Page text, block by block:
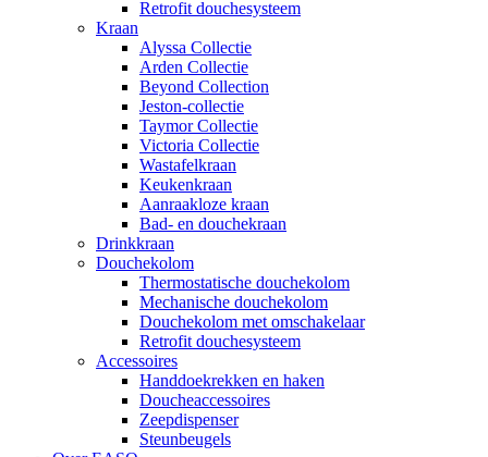
Retrofit douchesysteem
Kraan
Alyssa Collectie
Arden Collectie
Beyond Collection
Jeston-collectie
Taymor Collectie
Victoria Collectie
Wastafelkraan
Keukenkraan
Aanraakloze kraan
Bad- en douchekraan
Drinkkraan
Douchekolom
Thermostatische douchekolom
Mechanische douchekolom
Douchekolom met omschakelaar
Retrofit douchesysteem
Accessoires
Handdoekrekken en haken
Doucheaccessoires
Zeepdispenser
Steunbeugels